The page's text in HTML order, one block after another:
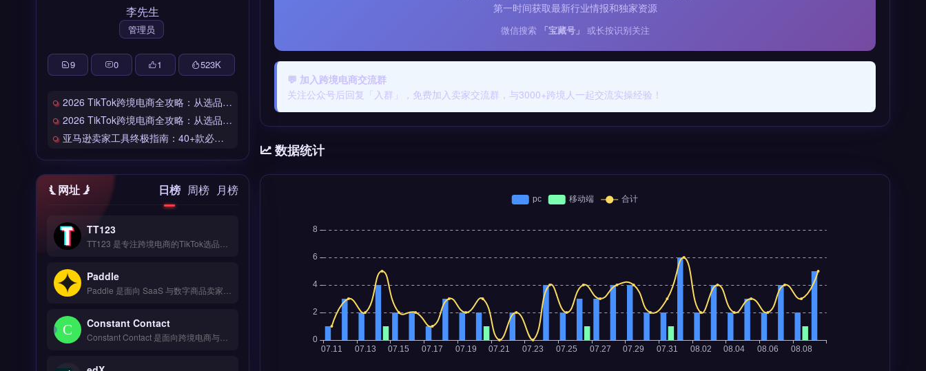
第一时间获取最新行业情报和独家资源
微信搜索 「宝藏号」 或长按识别关注
💬 加入跨境电商交流群
关注公众号后回复「入群」，免费加入卖家交流群，与3000+跨境人一起交流实操经验！
数据统计
李先生
管理员
9 0 1 523K
2026 TikTok跨境电商全攻略：从选品到爆单的完整工具链
2026 TikTok跨境电商全攻略：从选品到爆单的完整工具链
亚马逊卖家工具终极指南：40+款必备工具全链路解析
网址 日榜 周榜 月榜
TT123
Paddle
Constant Contact